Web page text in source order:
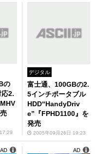
の
2.
デジタル
富士通、100GBの2.
5インチポータブル
HDD“HandyDriv
e”『FPHD1100』を
発売
2005年09月26日 19:23
AD AD